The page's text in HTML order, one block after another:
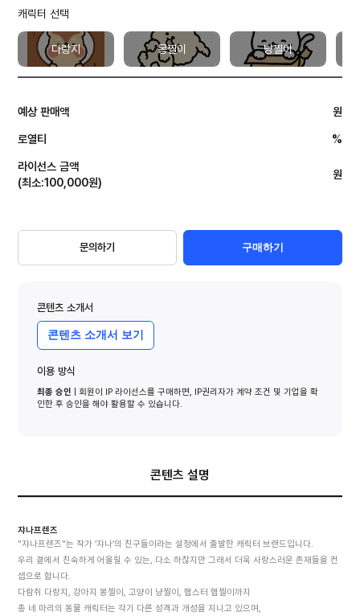
캐릭터 선택
다랑지 몽찔이 냥찔이
예상 판매액
원
로열티
%
라이선스 금액
(최소:100,000원)
원
문의하기 구매하기
콘텐츠 소개서
콘텐츠 소개서 보기
이용 방식
최종 승인 | 회원이 IP 라이선스를 구매하면, IP권리자가 계약 조건 및 기업을 확
인한 후 승인을 해야 활용할 수 있습니다.
콘텐츠 설명
쟈나프렌즈
"쟈나프렌즈"는 작가 ‘쟈나’의 친구들이라는 설정에서 출발한 캐릭터 브랜드입니다.
우리 곁에서 친숙하게 어울릴 수 있는, 다소 하찮지만 그래서 더욱 사랑스러운 존재들을 컨
셉으로 합니다.
다람쥐 다랑지, 강아지 몽찔이, 고양이 냥찔이, 햄스터 햄찔이까지
총 네 마리의 동물 캐릭터는 각기 다른 성격과 개성을 지니고 있으며,